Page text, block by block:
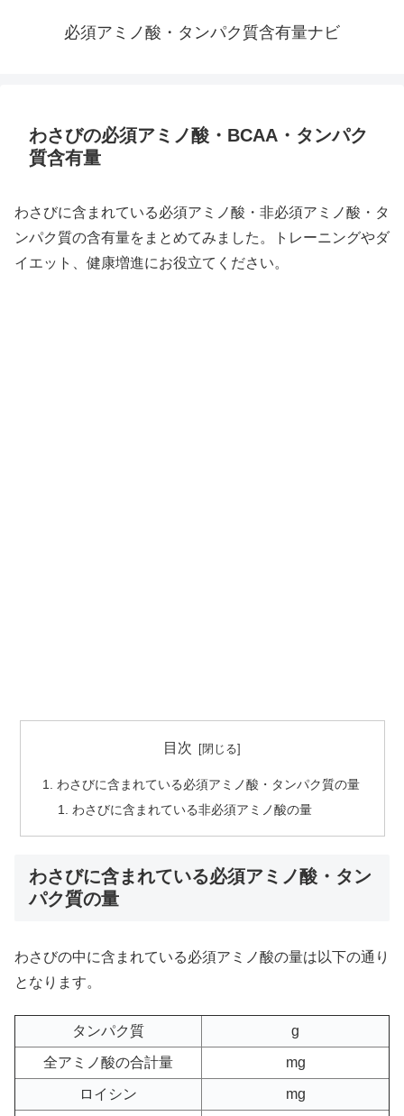
必須アミノ酸・タンパク質含有量ナビ
わさびの必須アミノ酸・BCAA・タンパク
質含有量
わさびに含まれている必須アミノ酸・非必須アミノ酸・タ
ンパク質の含有量をまとめてみました。トレーニングやダ
イエット、健康増進にお役立てください。
目次
わさびに含まれている必須アミノ酸・タンパク質の量
わさびに含まれている非必須アミノ酸の量
わさびに含まれている必須アミノ酸・タン
パク質の量
わさびの中に含まれている必須アミノ酸の量は以下の通り
となります。
タンパク質 g
全アミノ酸の合計量 mg
ロイシン mg